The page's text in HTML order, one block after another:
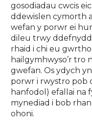
gosodiadau cwcis
ddewislen cymorth
wefan y porwr ei
dileu trwy
rhaid i chi eu
hailgymhwyso’r tro
gwefan. Os ydych
porwr i rwystro pob
hanfodol) efallai na
mynediad i bob
ohoni.